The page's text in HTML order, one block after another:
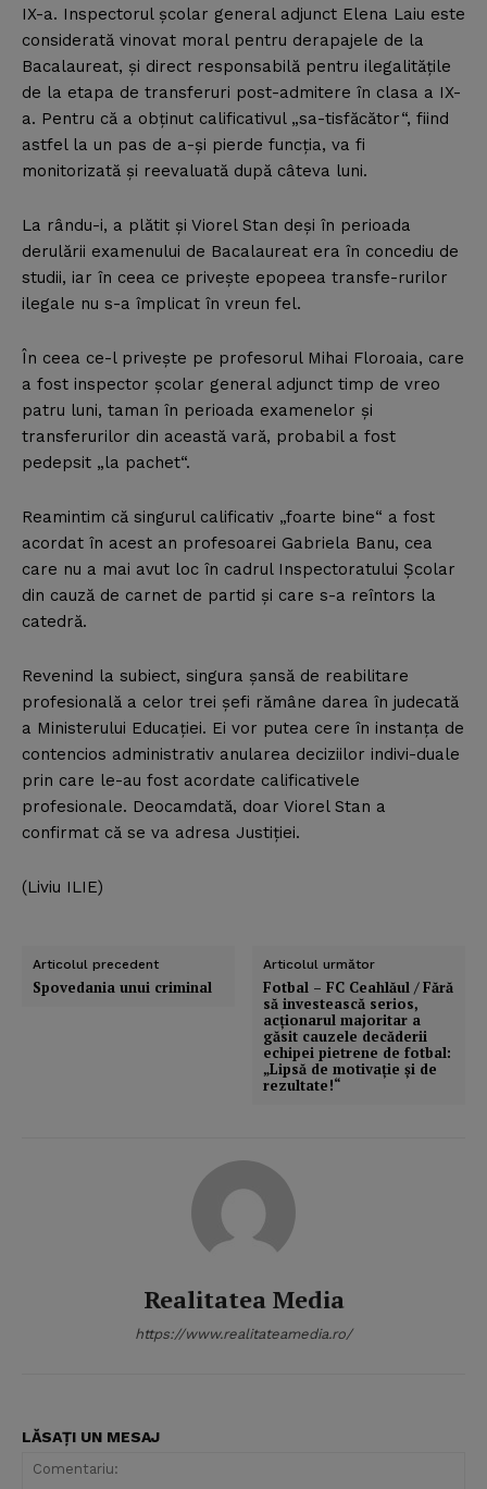
IX-a. Inspectorul şcolar general adjunct Elena Laiu este
considerată vinovat moral pentru derapajele de la
Bacalaureat, şi direct responsabilă pentru ilegalităţile
de la etapa de transferuri post-admitere în clasa a IX-
a. Pentru că a obţinut calificativul „sa-tisfăcător“, fiind
astfel la un pas de a-şi pierde funcţia, va fi
monitorizată şi reevaluată după câteva luni.
La rându-i, a plătit şi Viorel Stan deşi în perioada
derulării examenului de Bacalaureat era în concediu de
studii, iar în ceea ce priveşte epopeea transfe-rurilor
ilegale nu s-a împlicat în vreun fel.
În ceea ce-l priveşte pe profesorul Mihai Floroaia, care
a fost inspector şcolar general adjunct timp de vreo
patru luni, taman în perioada examenelor şi
transferurilor din această vară, probabil a fost
pedepsit „la pachet“.
Reamintim că singurul calificativ „foarte bine“ a fost
acordat în acest an profesoarei Gabriela Banu, cea
care nu a mai avut loc în cadrul Inspectoratului Şcolar
din cauză de carnet de partid şi care s-a reîntors la
catedră.
Revenind la subiect, singura şansă de reabilitare
profesională a celor trei şefi rămâne darea în judecată
a Ministerului Educaţiei. Ei vor putea cere în instanţa de
contencios administrativ anularea deciziilor indivi-duale
prin care le-au fost acordate calificativele
profesionale. Deocamdată, doar Viorel Stan a
confirmat că se va adresa Justiţiei.
(Liviu ILIE)
Articolul precedent
Spovedania unui criminal
Articolul următor
Fotbal – FC Ceahlăul / Fără
să investească serios,
acţionarul majoritar a
găsit cauzele decăderii
echipei pietrene de fotbal:
„Lipsă de motivaţie şi de
rezultate!“
Realitatea Media
https://www.realitateamedia.ro/
LĂSAȚI UN MESAJ